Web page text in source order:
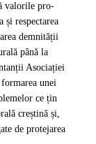
valorile pro-
și respectarea
demnității
până la
Asociației
unei
ce țin
creștină și,
de protejarea